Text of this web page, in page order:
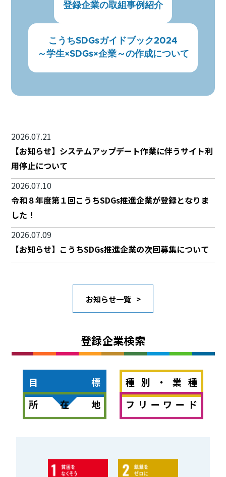
登録企業の取組事例紹介
こうちSDGsガイドブック2024
～学生×SDGs×企業～の作成について
2026.07.21
【お知らせ】システムアップデート作業に伴うサイト利
用停止について
2026.07.10
令和８年度第１回こうちSDGs推進企業が登録となりま
した！
2026.07.09
【お知らせ】こうちSDGs推進企業の次回募集について
お知らせ一覧
登録企業検索
目標
種別・業種
所在地
フリーワード